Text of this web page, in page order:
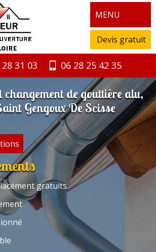
MENU
Devis gratuit
31 03 06 28 25 42 35
changement de gouttière alu,
Gengoux De Scisse
gratuits